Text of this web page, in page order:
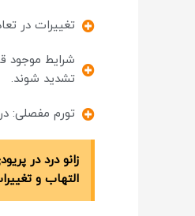
تغییرات در
شرایط موجود
تشدید شوند.
تورم مفصلی:
زانو درد در
التهاب و